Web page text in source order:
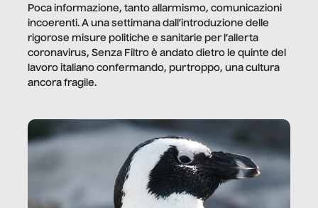
Poca informazione, tanto allarmismo, comunicazioni
incoerenti. A una settimana dall’introduzione delle
rigorose misure politiche e sanitarie per l’allerta
coronavirus, Senza Filtro è andato dietro le quinte del
lavoro italiano confermando, purtroppo, una cultura
ancora fragile.